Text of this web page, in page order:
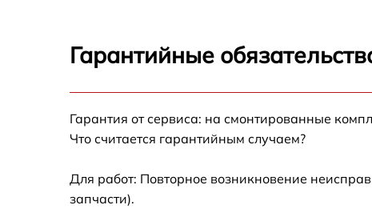
Гарантийные
Гарантия от сервиса: на смонтированные
Что считается гарантийным случаем?
Для работ: Повторное возникновение
запчасти).